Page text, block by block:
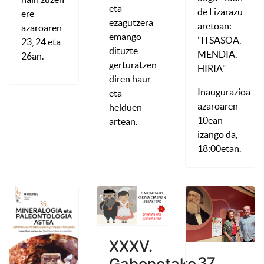
ere
azaroaren
23, 24 eta
26an.
eta
ezagutzera
emango
dituzte
gerturatzen
diren haur
eta
helduen
artean.
de Lizarazu
aretoan:
"ITSASOA,
MENDIA,
HIRIA"
Inaugurazioa
azaroaren
10ean
izango da,
18:00etan.
XXXV.